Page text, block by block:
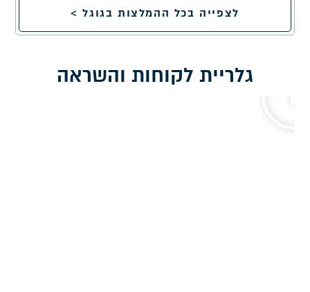
לצפייה בכל ההמלצות בגוגל >
גלריית לקוחות והשראה